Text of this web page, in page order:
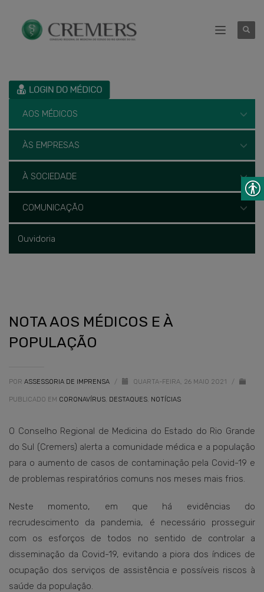
AOS MÉDICOS
ÀS EMPRESAS
À SOCIEDADE
COMUNICAÇÃO
Ouvidoria
NOTA AOS MÉDICOS E À
POPULAÇÃO
POR ASSESSORIA DE IMPRENSA / QUARTA-FEIRA, 26 MAIO 2021 /
PUBLICADO EM CORONAVÍRUS, DESTAQUES, NOTÍCIAS
O Conselho Regional de Medicina do Estado do Rio Grande
do Sul (Cremers) alerta a comunidade médica e a população
para o aumento de casos de contaminação pela Covid-19 e
de problemas respiratórios comuns nos meses mais frios.
Neste momento, em que há evidências do
recrudescimento da pandemia, é necessário prosseguir
com os esforços de todos no sentido de controlar a
disseminação da Covid-19, evitando a piora dos índices de
ocupação dos serviços de assistência e possíveis riscos à
saúde da população.